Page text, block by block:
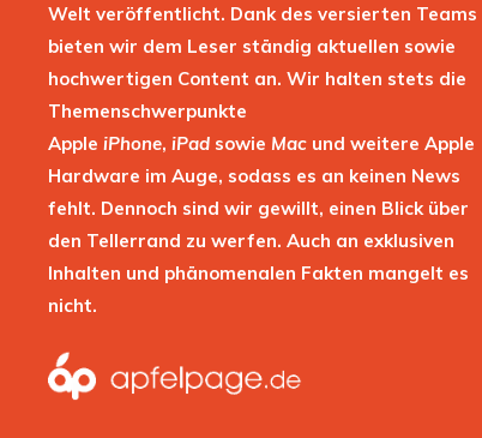
Welt veröffentlicht. Dank des versierten Teams
bieten wir dem Leser ständig aktuellen sowie
hochwertigen Content an. Wir halten stets die
Themenschwerpunkte
Apple iPhone, iPad sowie Mac und weitere Apple
Hardware im Auge, sodass es an keinen News
fehlt. Dennoch sind wir gewillt, einen Blick über
den Tellerrand zu werfen. Auch an exklusiven
Inhalten und phänomenalen Fakten mangelt es
nicht.